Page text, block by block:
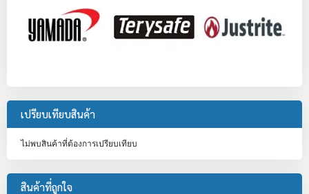
เปรียบเทียบสินค้า
ไม่พบสินค้าที่ต้องการเปรียบเทียบ
สินค้าที่ถูกใจ